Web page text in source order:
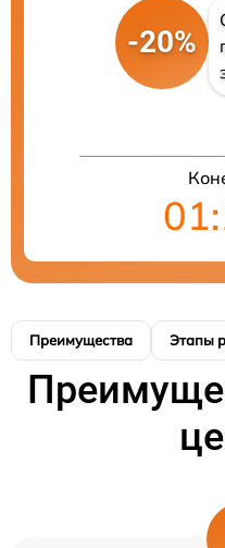
-20%
Преимущества Этапы